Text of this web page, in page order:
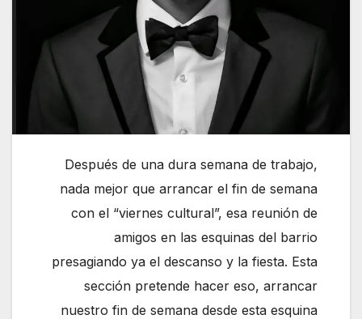
Después de una dura semana de trabajo,
nada mejor que arrancar el fin de semana
con el “viernes cultural”, esa reunión de
amigos en las esquinas del barrio
presagiando ya el descanso y la fiesta. Esta
sección pretende hacer eso, arrancar
nuestro fin de semana desde esta esquina